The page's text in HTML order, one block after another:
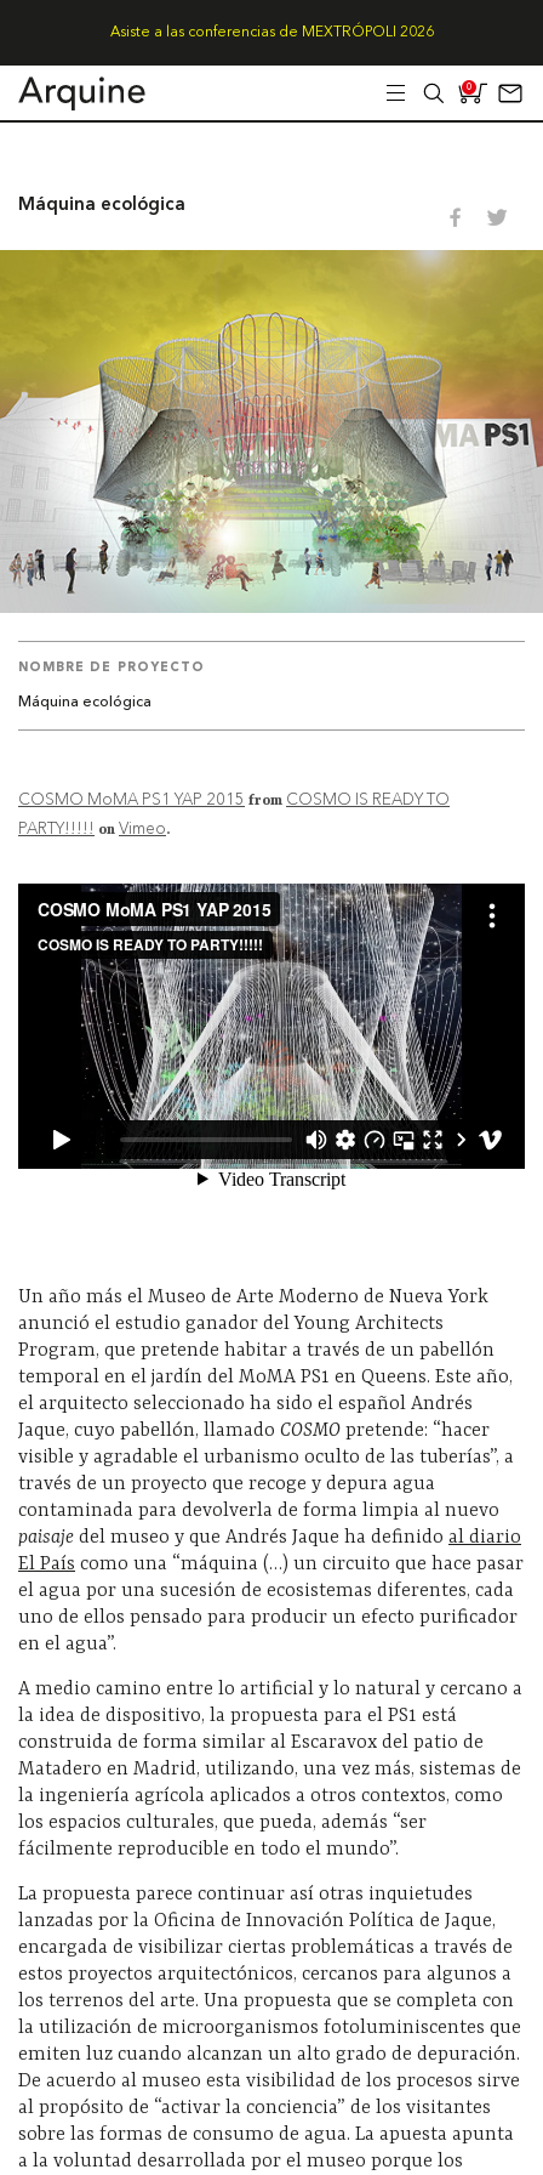
Asiste a las conferencias de MEXTRÓPOLI 2026
0
Máquina ecológica
NOMBRE DE PROYECTO
Máquina ecológica
COSMO MoMA PS1 YAP 2015 from COSMO IS READY TO
PARTY!!!!! on Vimeo.
Un año más el Museo de Arte Moderno de Nueva York
anunció el estudio ganador del Young Architects
Program, que pretende habitar a través de un pabellón
temporal en el jardín del MoMA PS1 en Queens. Este año,
el arquitecto seleccionado ha sido el español Andrés
Jaque, cuyo pabellón, llamado COSMO pretende: “hacer
visible y agradable el urbanismo oculto de las tuberías”, a
través de un proyecto que recoge y depura agua
contaminada para devolverla de forma limpia al nuevo
paisaje del museo y que Andrés Jaque ha definido al diario
El País como una “máquina (…) un circuito que hace pasar
el agua por una sucesión de ecosistemas diferentes, cada
uno de ellos pensado para producir un efecto purificador
en el agua”.
A medio camino entre lo artificial y lo natural y cercano a
la idea de dispositivo, la propuesta para el PS1 está
construida de forma similar al Escaravox del patio de
Matadero en Madrid, utilizando, una vez más, sistemas de
la ingeniería agrícola aplicados a otros contextos, como
los espacios culturales, que pueda, además “ser
fácilmente reproducible en todo el mundo”.
La propuesta parece continuar así otras inquietudes
lanzadas por la Oficina de Innovación Política de Jaque,
encargada de visibilizar ciertas problemáticas a través de
estos proyectos arquitectónicos, cercanos para algunos a
los terrenos del arte. Una propuesta que se completa con
la utilización de microorganismos fotoluminiscentes que
emiten luz cuando alcanzan un alto grado de depuración.
De acuerdo al museo esta visibilidad de los procesos sirve
al propósito de “activar la conciencia” de los visitantes
sobre las formas de consumo de agua. La apuesta apunta
a la voluntad desarrollada por el museo porque los